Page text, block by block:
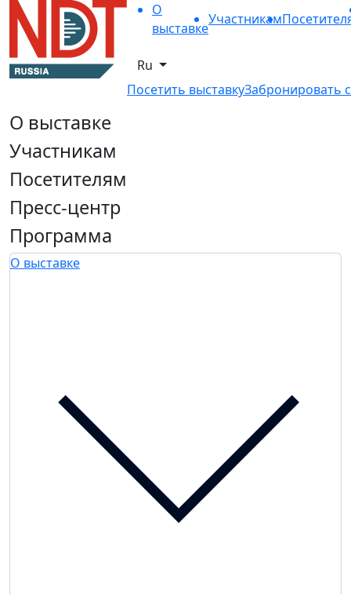
О
выставке
Участникам
Ru
Посетить выставкуЗабронировать
О выставке
Участникам
Посетителям
Пресс-центр
Программа
О выставке